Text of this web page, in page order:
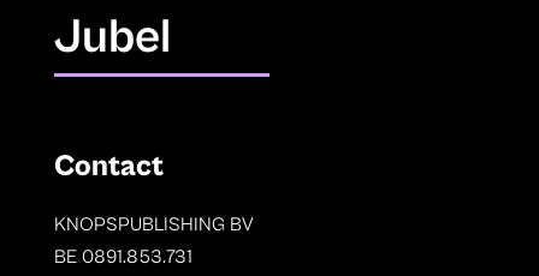
Jubel
Contact
KNOPSPUBLISHING BV
BE 0891.853.731